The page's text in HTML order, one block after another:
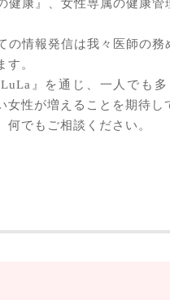
健康』、女性専属の健康
の情報発信は我々医師の
。
』を通じ、一人でも
女性が増えることを期待し
でもご相談ください。